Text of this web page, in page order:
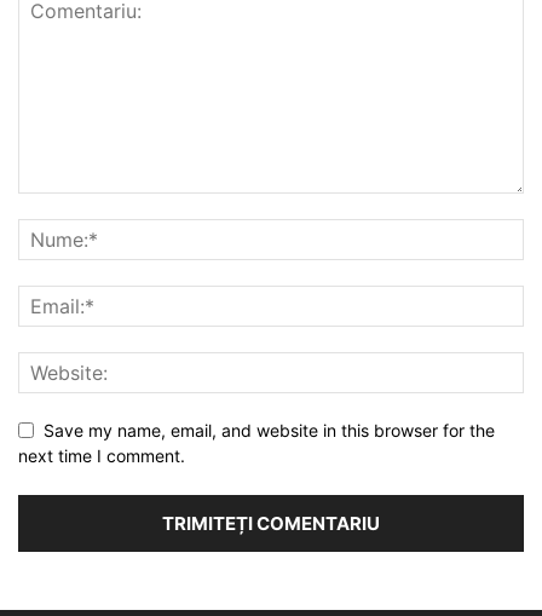
Save my name, email, and website in this browser for the
next time I comment.